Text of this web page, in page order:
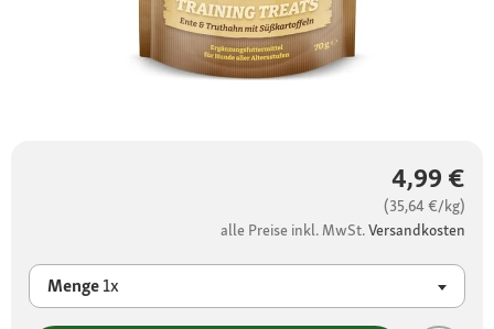
4,99 €
(35,64 €/kg)
alle Preise inkl. MwSt.Versandkosten
Menge1x